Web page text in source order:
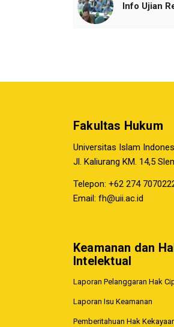
Info Ujian
Fakultas Hukum
Universitas Islam
Jl. Kaliurang KM. 14,5
Telepon: +62 274
Email: fh@uii.ac.id
Keamanan dan
Intelektual
Laporan Pelanggaran Hak
Laporan Isu Keamanan
Pemberitahuan Hak